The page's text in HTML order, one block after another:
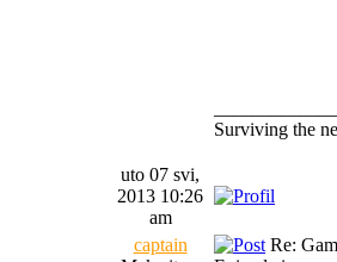
Surviving the
uto 07 svi,
2013 10:26
am
captain
Re: